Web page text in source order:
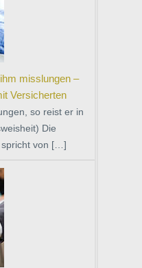
misslungen –
Versicherten
so reist er in
Die
spricht von […]